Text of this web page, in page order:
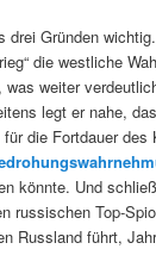
drei Gründen
die westliche
weiter
legt er nahe,
für die Fortdauer
könnte. Und
russischen Top-
Russland führt,